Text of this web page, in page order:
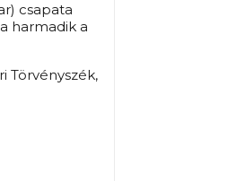
csapata
harmadik a
Törvényszék,